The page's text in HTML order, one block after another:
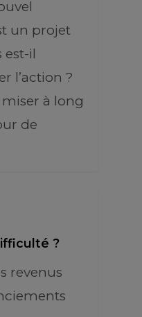
un projet
est-il
l’action ?
à long
de
?
revenus